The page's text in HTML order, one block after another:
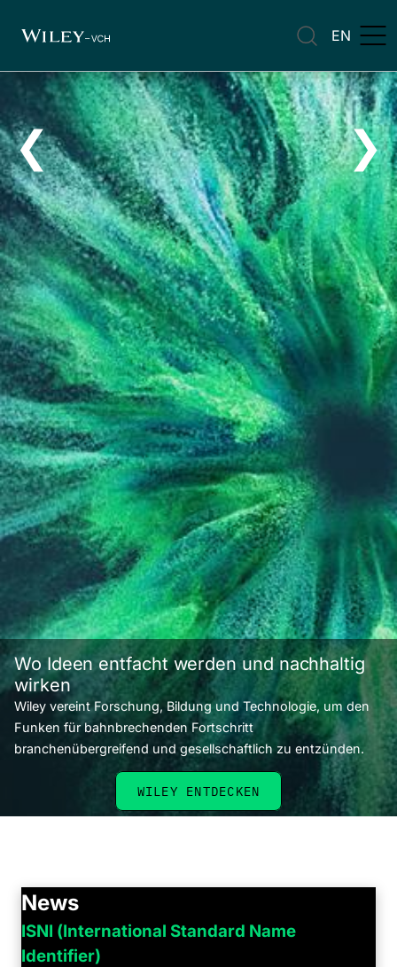
EN
Wo Ideen entfacht werden und nachhaltig
wirken
Wiley vereint Forschung, Bildung und Technologie, um den
Funken für bahnbrechenden Fortschritt
branchenübergreifend und gesellschaftlich zu entzünden.
WILEY ENTDECKEN
❮ ❯
News
ISNI (International Standard Name
Identifier)